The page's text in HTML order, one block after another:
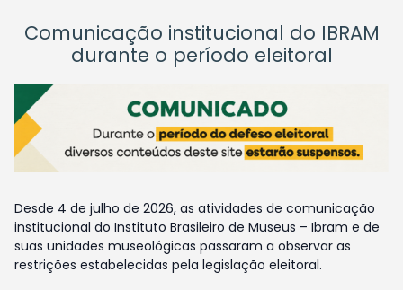
Comunicação institucional do IBRAM
durante o período eleitoral
Desde 4 de julho de 2026, as atividades de comunicação
institucional do Instituto Brasileiro de Museus – Ibram e de
suas unidades museológicas passaram a observar as
restrições estabelecidas pela legislação eleitoral.